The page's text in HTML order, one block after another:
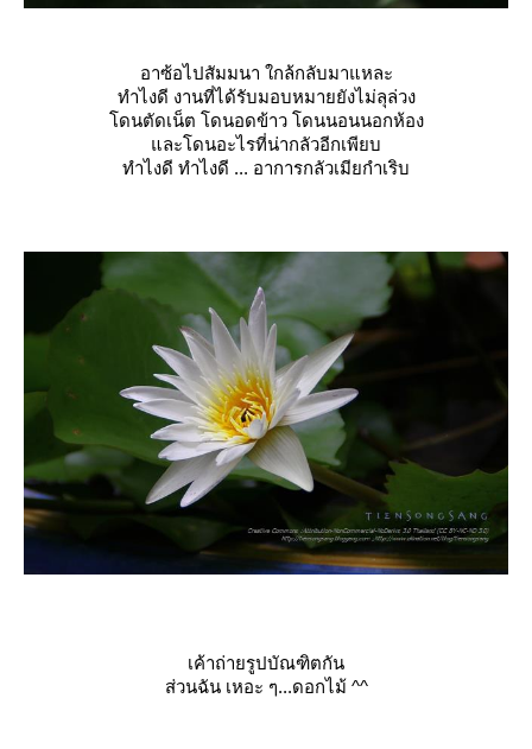
อาซ้อไปสัมมนา ใกล้กลับมาแหละ
ทำไงดี งานที่ได้รับมอบหมายยังไม่ลุล่วง
ดนตัดเน็ต โดนอดข้าว โดนนอนนอกห้อง
ละโดนอะไรที่น่ากลัวอีกเพีบ
ทำไงดี ทำไงดี ... อาการกลัวเมียกำเริบ
เค้าถ่ายรูปบัณฑิตกัน
ส่วนฉัน เหอะ ๆ...ดอกไม้ ^^